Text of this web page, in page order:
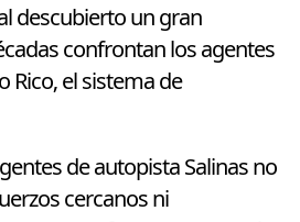
descubierto un gran
confrontan los agentes
Rico, el sistema de
de autopista Salinas no
cercanos ni